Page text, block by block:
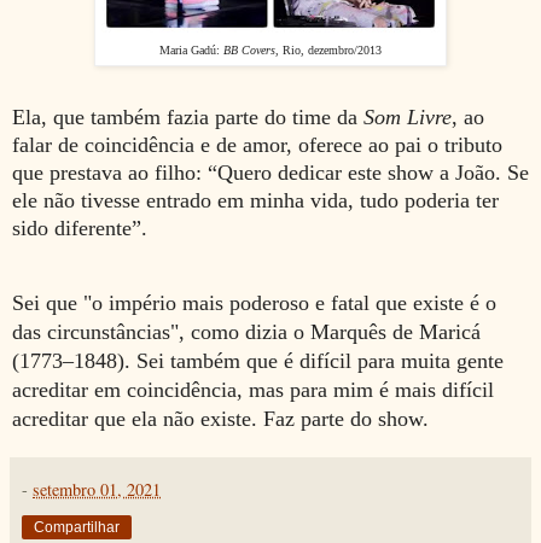
Maria Gadú: BB Covers , Rio, dezembro/2013
Ela, que também fazia parte do time da Som Livre, ao
falar de coincidência e de amor, oferece ao pai o tributo
que prestava ao filho: “Quero dedicar este show a João. Se
ele não tivesse entrado em minha vida, tudo poderia ter
sido diferente”.
Sei que "o império mais poderoso e fatal que existe é o
das circunstâncias", como dizia o Marquês de Maricá
(1773–1848). Sei também que é difícil para muita gente
acreditar em coincidência, mas para mim é mais difícil
acreditar que ela não existe. Faz parte do show.
- setembro 01, 2021
Compartilhar